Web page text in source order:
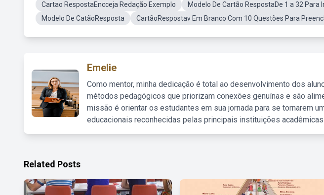
Cartao RespostaEncceja Redação Exemplo
Modelo De Cartão RespostaDe 1 a 32 Para
Modelo De CatãoResposta
CartãoRespostav Em Branco Com 10 Questões Para
Emelie
Como mentor, minha dedicação é total ao desenvolvimento dos
métodos pedagógicos que priorizam conexões genuínas e são
missão é orientar os estudantes em sua jornada para se tornarem
educacionais reconhecidas pelas principais instituições acadêmicas
Related Posts